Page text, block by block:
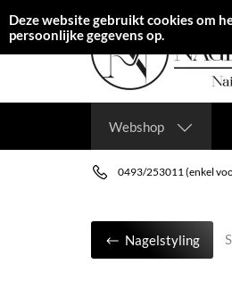
Webshop
0493/253011 (enkel
Nagelstyling
Deze website gebruikt cookies om
persoonlijke gegevens op.